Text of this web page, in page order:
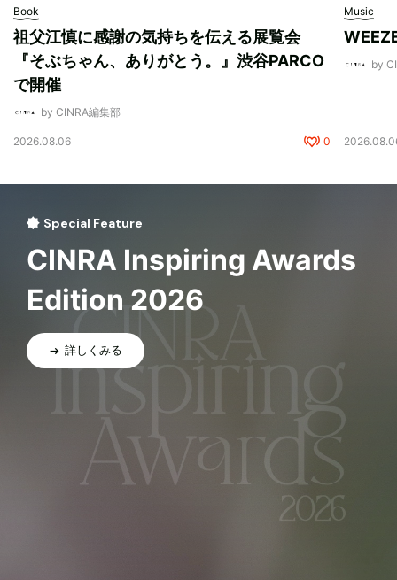
Book
祖父江慎に感謝の気持ちを伝える展覧会
『そぶちゃん、ありがとう。』渋谷PARCO
で開催
by CINRA編集部
2026.08.06 0
Music
by
Special Feature
CINRA Inspiring Awards
Edition 2026
詳しくみる